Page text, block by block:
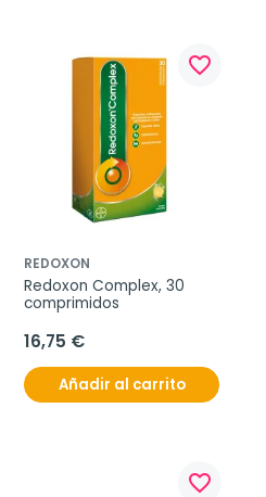
favorite_border
REDOXON
Redoxon Complex, 30
comprimidos
16,75 €
Añadir al carrito
favorite_border